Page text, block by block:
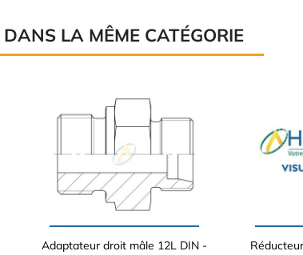
DANS LA MÊME CATÉGORIE
Adaptateur droit mâle 12L DIN -